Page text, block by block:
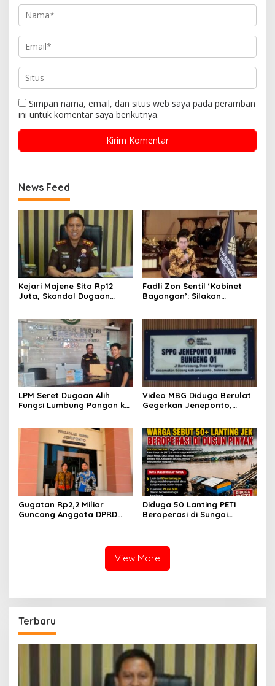
Simpan nama, email, dan situs web saya pada peramban
ini untuk komentar saya berikutnya.
News Feed
Kejari Majene Sita Rp12
Juta, Skandal Dugaan
Fadli Zon Sentil ‘Kabinet
Bayangan’: Silakan
LPM Seret Dugaan Alih
Fungsi Lumbung Pangan ke
Bongkar Seluruh Dokumen
Video MBG Diduga Berulat
Gegerkan Jeneponto,
Gugatan Rp2,2 Miliar
Guncang Anggota DPRD
Diduga 50 Lanting PETI
Beroperasi di Sungai
View More
Terbaru